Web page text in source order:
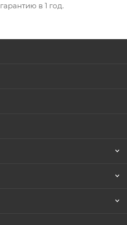
в 1 год.